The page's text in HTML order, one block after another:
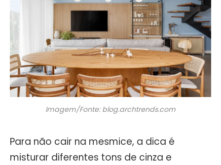
Imagem/Fonte: blog.archtrends.com
Para não cair na mesmice, a dica é
misturar diferentes tons de cinza e